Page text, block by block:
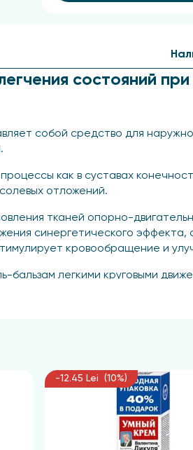
состояний
собой средство для
как в суставах
отложений.
тканей опорно-
синергетического
кровообращение и
бальзам легкими круговыми
Этот продукт предназначен
-12.45 Lei (10%)